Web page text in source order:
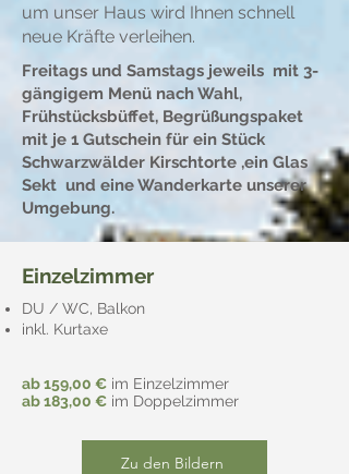
um unser Haus wird Ihnen schnell
neue Kräfte verleihen.
Freitags und Samstags jeweils mit 3-
gängigem Menü nach Wahl,
Frühstücksbüffet, Begrüßungspaket
mit je 1 Gutschein für ein Stück
Schwarzwälder Kirschtorte ,ein Glas
Sekt und eine Wanderkarte unserer
Umgebung.
Einzelzimmer
DU / WC, Balkon
inkl. Kurtaxe
ab 159,00 € im Einzelzimmer
ab 183,00 € im Doppelzimmer
Zu den Bildern